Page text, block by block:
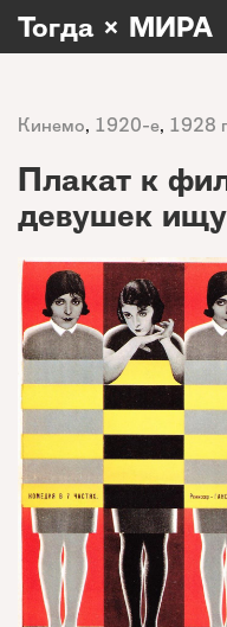
Тогда × МИРА
Кинемо, 1920-е, 1928
Плакат к
девушек